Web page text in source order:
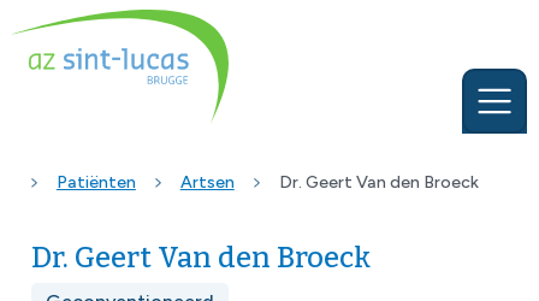
Patiënten Artsen Dr. Geert Van den Broeck
Dr. Geert Van den Broeck